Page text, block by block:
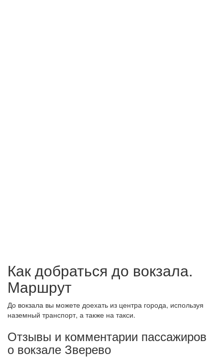
Как добраться до вокзала.
Маршрут
До вокзала вы можете доехать из центра города, используя
наземный транспорт, а также на такси.
Отзывы и комментарии пассажиров
о вокзале Зверево